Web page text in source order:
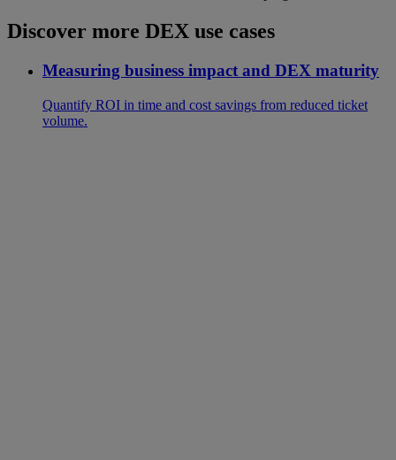
Discover more DEX use cases
Measuring business impact and DEX maturity
Quantify ROI in time and cost savings from reduced ticket
volume.